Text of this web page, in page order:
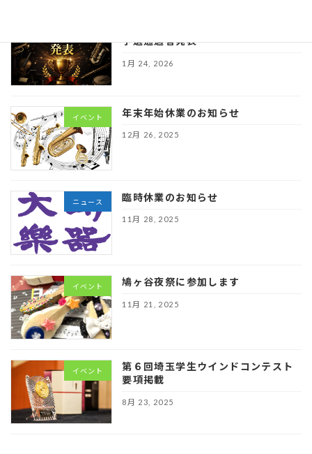
予選通過者発表
1月 24, 2026
イベント 年末年始休業のお知らせ
12月 26, 2025
ニュース 臨時休業のお知らせ
11月 28, 2025
イベント 鳩ヶ谷夜祭に参加します
11月 21, 2025
イベント
第６回埼玉学生ウインドコンテスト
要項掲載
8月 23, 2025